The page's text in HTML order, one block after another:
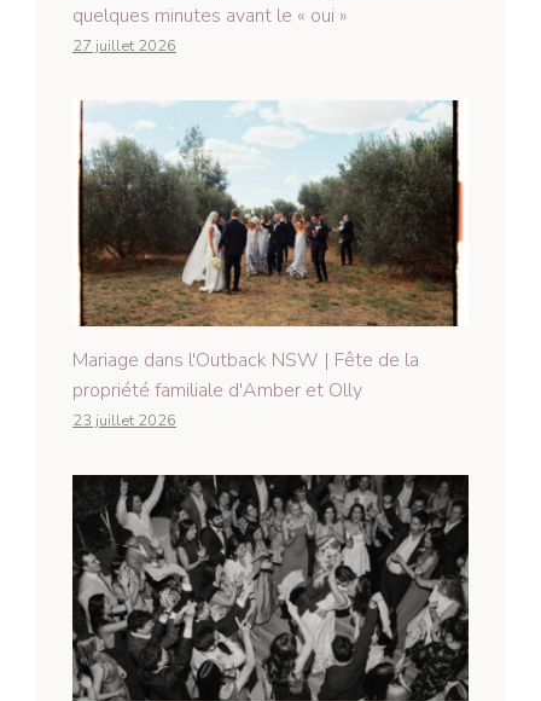
quelques minutes avant le « oui »
27 juillet 2026
Mariage dans l'Outback NSW | Fête de la
propriété familiale d'Amber et Olly
23 juillet 2026